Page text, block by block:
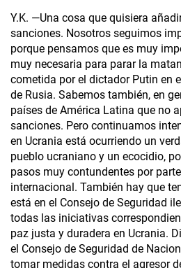
Y.K. —Una cosa que quisiera
sanciones. Nosotros seguimos
porque pensamos que es muy
muy necesaria para parar la
cometida por el dictador Putin en
de Rusia. Sabemos también, en
países de América Latina que no
sanciones. Pero continuamos
en Ucrania está ocurriendo un
pueblo ucraniano y un ecocidio,
pasos muy contundentes por
internacional. También hay que
está en el Consejo de Seguridad
todas las iniciativas
paz justa y duradera en Ucrania.
el Consejo de Seguridad de
tomar medidas contra el agresor